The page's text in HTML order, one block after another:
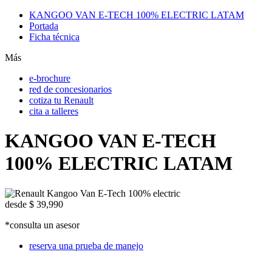
KANGOO VAN E‑TECH 100% ELECTRIC LATAM
Portada
Ficha técnica
Más
e-brochure
red de concesionarios
cotiza tu Renault
cita a talleres
KANGOO VAN E‑TECH
100% ELECTRIC LATAM
desde $ 39,990
*consulta un asesor
reserva una prueba de manejo